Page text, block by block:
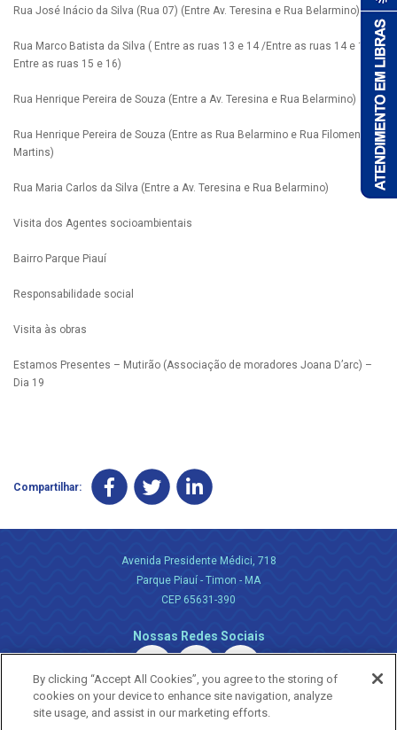
Rua José Inácio da Silva (Rua 07) (Entre Av. Teresina e Rua Belarmino)
Rua Marco Batista da Silva ( Entre as ruas 13 e 14 /Entre as ruas 14 e 15/
Entre as ruas 15 e 16)
Rua Henrique Pereira de Souza (Entre a Av. Teresina e Rua Belarmino)
Rua Henrique Pereira de Souza (Entre as Rua Belarmino e Rua Filomena
Martins)
Rua Maria Carlos da Silva (Entre a Av. Teresina e Rua Belarmino)
Visita dos Agentes socioambientais
Bairro Parque Piauí
Responsabilidade social
Visita às obras
Estamos Presentes – Mutirão (Associação de moradores Joana D’arc) –
Dia 19
Compartilhar:
Avenida Presidente Médici, 718
Parque Piauí - Timon - MA
CEP 65631-390
Nossas Redes Sociais
By clicking “Accept All Cookies”, you agree to the storing of
cookies on your device to enhance site navigation, analyze
site usage, and assist in our marketing efforts.